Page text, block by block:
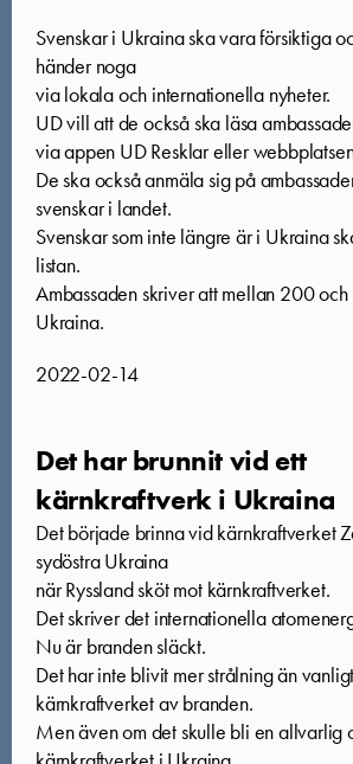
Svenskar i Ukraina ska vara försiktiga
händer noga
via lokala och internationella nyheter.
UD vill att de också ska läsa
via appen UD Resklar eller
De ska också anmäla sig på
svenskar i landet.
Svenskar som inte längre är i Ukraina
listan.
Ambassaden skriver att mellan 200
Ukraina.
2022-02-14
Det har brunnit vid ett
kärnkraftverk i Ukraina
Det började brinna vid kärnkraftverket
sydöstra Ukraina
när Ryssland sköt mot kärnkraftverket.
Det skriver det internationella
Nu är branden släckt.
Det har inte blivit mer strålning än
kärnkraftverket av branden.
Men även om det skulle bli en allvarlig